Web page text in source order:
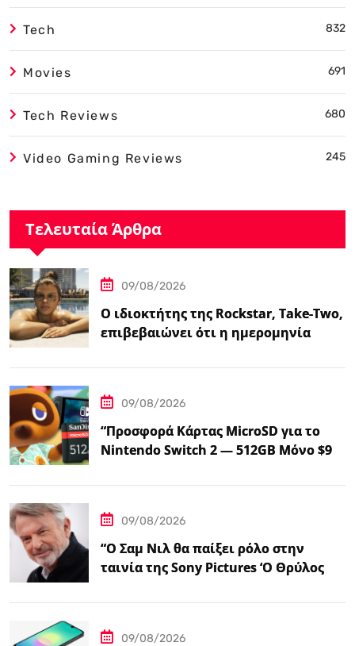
Tech 832
Movies 691
Tech Reviews 680
Video Gaming Reviews 245
Τελευταία Άρθρα
09/08/2026
Ο ιδιοκτήτης της Rockstar, Take-Two,
επιβεβαιώνει ότι η ημερομηνία
09/08/2026
“Προσφορά Κάρτας MicroSD για το
Nintendo Switch 2 — 512GB Μόνο $98
09/08/2026
“Ο Σαμ Νιλ θα παίξει ρόλο στην
ταινία της Sony Pictures ‘Ο Θρύλος
09/08/2026